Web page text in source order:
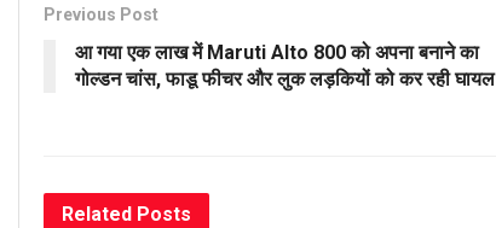
Previous Post
आ गया एक लाख में Maruti Alto 800 को अपना बनाने का
गोल्डन चांस, फाडू फीचर और लुक लड़कियों को कर रही घायल
Related Posts